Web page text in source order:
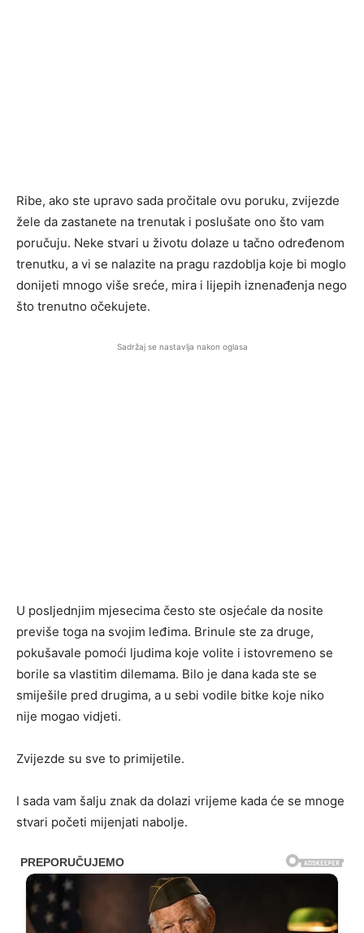
Ribe, ako ste upravo sada pročitale ovu poruku, zvijezde
žele da zastanete na trenutak i poslušate ono što vam
poručuju. Neke stvari u životu dolaze u tačno određenom
trenutku, a vi se nalazite na pragu razdoblja koje bi moglo
donijeti mnogo više sreće, mira i lijepih iznenađenja nego
što trenutno očekujete.
Sadržaj se nastavlja nakon oglasa
U posljednjim mjesecima često ste osjećale da nosite
previše toga na svojim leđima. Brinule ste za druge,
pokušavale pomoći ljudima koje volite i istovremeno se
borile sa vlastitim dilemama. Bilo je dana kada ste se
smiješile pred drugima, a u sebi vodile bitke koje niko
nije mogao vidjeti.
Zvijezde su sve to primijetile.
I sada vam šalju znak da dolazi vrijeme kada će se mnoge
stvari početi mijenjati nabolje.